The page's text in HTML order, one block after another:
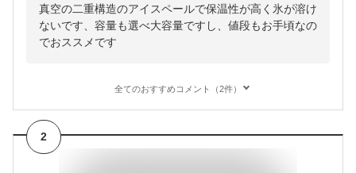
真空の二重構造のアイスペールで保温性が高く氷が溶け
ないです、容量も選べ大容量ですし、値段もお手頃なの
でおススメです
全てのおすすめコメント（2件）
2